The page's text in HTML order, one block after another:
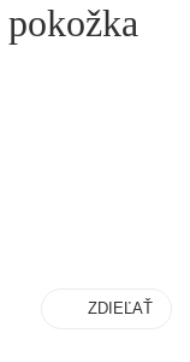
pokožka
ZDIEĽAŤ